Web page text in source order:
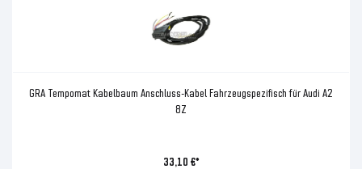
GRA Tempomat Kabelbaum Anschluss-Kabel Fahrzeugspezifisch für Audi A2
8Z
33,10 €*